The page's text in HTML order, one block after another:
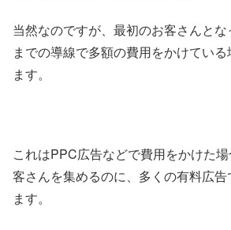
当然なのですが、最初のお客さんと
までの導線で多額の費用をかけてい
ます。
これはPPC広告などで費用をかけた
客さんを集めるのに、多くの有料広告
ます。